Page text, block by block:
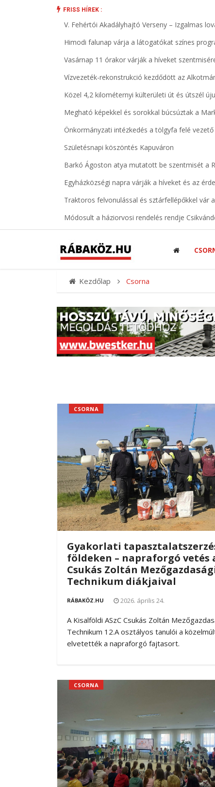
FRISS HÍREK :
V. Fehértói Akadályhajtó Verseny – Izgalmas
Himodi falunap várja a látogatókat színes
Vasárnap 11 órakor várják a híveket
Vízvezeték-rekonstrukció kezdődött az
Közel 4,2 kilométernyi külterületi út és útszél
Megható képekkel és sorokkal búcsúztak a
Önkormányzati intézkedés a tölgyfa felé
Születésnapi köszöntés Kapuváron
Barkó Ágoston atya mutatott be szentmisét a
Egyházközségi napra várják a híveket és az
Traktoros felvonulással és sztárfellépőkkel vár
Módosult a háziorvosi rendelés rendje
Kezdőlap Csorna
Gyakorlati
földeken – napraforgó vetés
Csukás Zoltán
Technikum diákjaival
RÁBAKÖZ.HU
CSORNA
2026. április 24.
A Kisalföldi ASzC Csukás Zoltán
Technikum 12.A osztályos tanulói a
elvetették a napraforgó fajtasort.
CSORNA